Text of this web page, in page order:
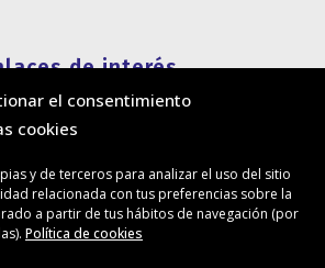
el consentimiento
cookies
y de terceros para analizar el uso del sitio
relacionada con tus preferencias sobre la
a partir de tus hábitos de navegación (por
Política de cookies
de interés
Política de cookies
de privacidad
Canal de denuncias
privacidad en redes sociales